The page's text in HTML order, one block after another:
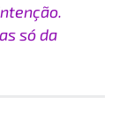
só da